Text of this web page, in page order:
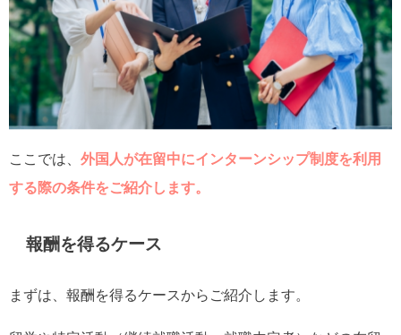
ここでは、 外国人が在留中にインターンシップ制度を利用
する際の条件をご紹介します。
報酬を得るケース
まずは、報酬を得るケースからご紹介します。